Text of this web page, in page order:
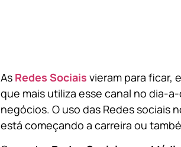
As Redes Sociais vieram para ficar,
que mais utiliza esse canal no dia-
negócios. O uso das Redes sociais
está começando a carreira ou